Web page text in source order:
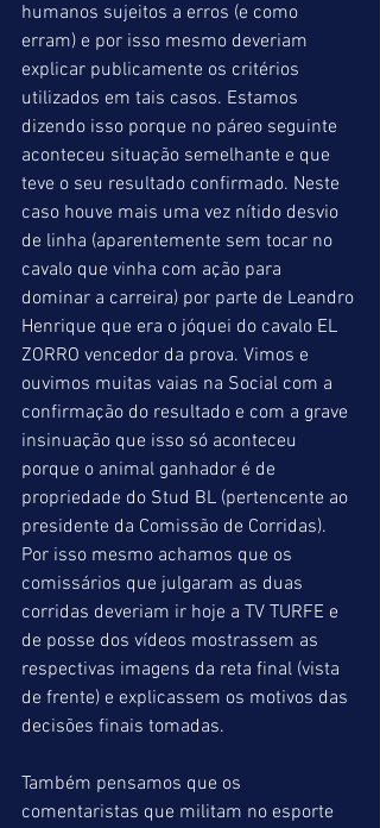
humanos sujeitos a erros (e como
erram) e por isso mesmo deveriam
explicar publicamente os critérios
utilizados em tais casos. Estamos
dizendo isso porque no páreo seguinte
aconteceu situação semelhante e que
teve o seu resultado confirmado. Neste
caso houve mais uma vez nítido desvio
de linha (aparentemente sem tocar no
cavalo que vinha com ação para
dominar a carreira) por parte de Leandro
Henrique que era o jóquei do cavalo EL
ZORRO vencedor da prova. Vimos e
ouvimos muitas vaias na Social com a
confirmação do resultado e com a grave
insinuação que isso só aconteceu
porque o animal ganhador é de
propriedade do Stud BL (pertencente ao
presidente da Comissão de Corridas).
Por isso mesmo achamos que os
comissários que julgaram as duas
corridas deveriam ir hoje a TV TURFE e
de posse dos vídeos mostrassem as
respectivas imagens da reta final (vista
de frente) e explicassem os motivos das
decisões finais tomadas.
Também pensamos que os
comentaristas que militam no esporte